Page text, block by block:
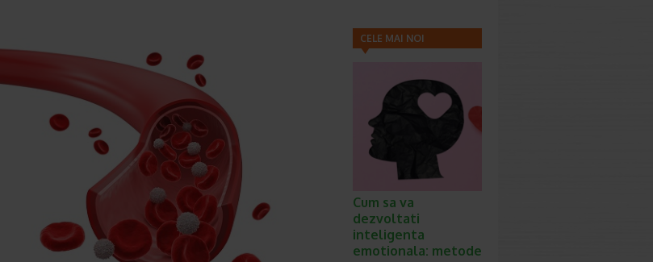
CELE MAI NOI
Cum sa va
dezvoltati
inteligenta
emotionala: metode